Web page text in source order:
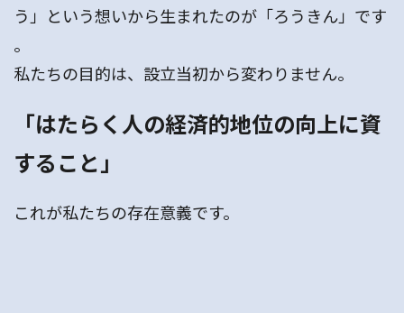
う」という想いから生まれたのが「ろうきん」です
。
私たちの目的は、設立当初から変わりません。
「はたらく人の経済的地位の向上に資
すること」
これが私たちの存在意義です。